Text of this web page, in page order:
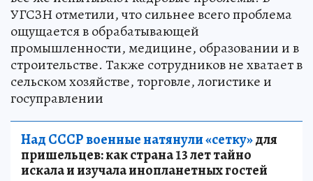
УГСЗН отметили, что сильнее всего проблема
ощущается в обрабатывающей
промышленности, медицине, образовании и в
строительстве. Также сотрудников не хватает в
сельском хозяйстве, торговле, логистике и
госуправлении
Над СССР военные натянули «сетку»для
пришельцев: как страна 13 лет тайно
искала и изучала инопланетных гостей